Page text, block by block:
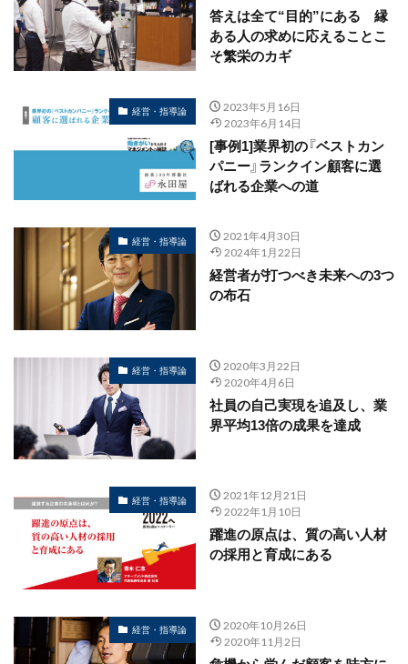
答えは全て“目的”にある 縁
ある人の求めに応えることこ
そ繁栄のカギ
経営・指導論
2023年5月16日
2023年6月14日
[事例1]業界初の『ベストカン
パニー』ランクイン顧客に選
ばれる企業への道
経営・指導論
2021年4月30日
2024年1月22日
経営者が打つべき未来への3つ
の布石
経営・指導論
2020年3月22日
2020年4月6日
社員の自己実現を追及し、業
界平均13倍の成果を達成
経営・指導論
2021年12月21日
2022年1月10日
躍進の原点は、質の高い人材
の採用と育成にある
経営・指導論
2020年10月26日
2020年11月2日